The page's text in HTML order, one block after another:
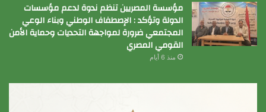
مؤسسة المصريين تنظم ندوة لدعم مؤسسات
الدولة وتؤكد : الإصطفاف الوطني وبناء الوعي
المجتمعي ضرورة لمواجهة التحديات وحماية الأمن
القومي المصري
منذ 6 أيام